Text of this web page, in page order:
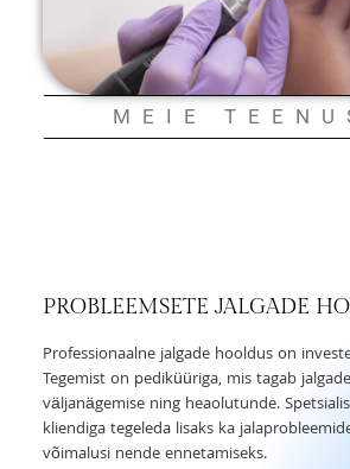
MEIE
PROBLEEMSETE JALGADE
Professionaalne jalgade hooldus on
Tegemist on pediküüriga, mis tagab
väljanägemise ning heaolutunde.
kliendiga tegeleda lisaks ka
võimalusi nende ennetamiseks.